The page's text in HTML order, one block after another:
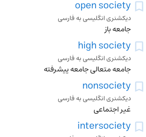
open society
دیکشنری انگلیسی به فارسی
جامعه باز
high society
دیکشنری انگلیسی به فارسی
جامعه متعالی جامعه پیشرفته
nonsociety
دیکشنری انگلیسی به فارسی
غیر اجتماعی
intersociety